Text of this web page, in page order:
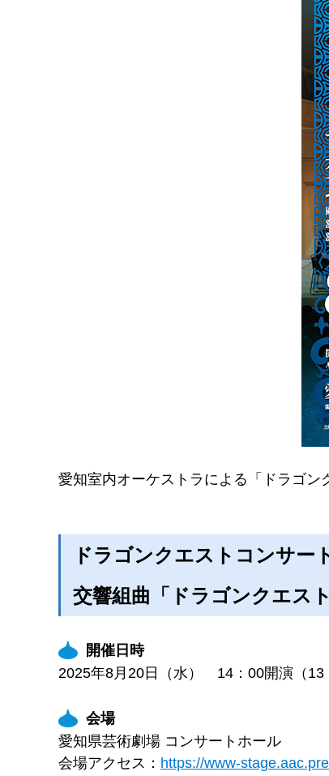
愛知室内オーケストラによる「ドラゴ
ドラゴンクエストコンサー
交響組曲「ドラゴンクエス
開催日時
2025年8月20日（水） 14：00開演（13
会場
愛知県芸術劇場 コンサートホール
会場アクセス： https://www-